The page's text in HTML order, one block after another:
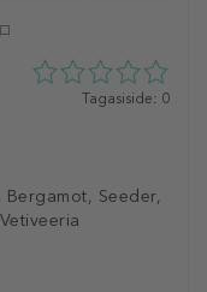
Bergamot, Seeder,
0
Tagasiside: 0